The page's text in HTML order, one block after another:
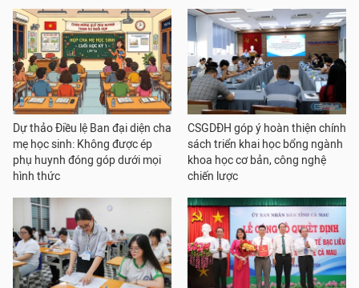
Dự thảo Điều lệ Ban đại diện cha
mẹ học sinh: Không được ép
phụ huynh đóng góp dưới mọi
hình thức
CSGDĐH góp ý hoàn thiện chính
sách triển khai học bổng ngành
khoa học cơ bản, công nghệ
chiến lược